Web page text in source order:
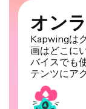
オン
Kapwingは
画はどこに
バイスでも
テンツにア